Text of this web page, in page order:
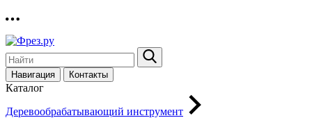
Навигация Контакты
Каталог
Деревообрабатывающий инструмент